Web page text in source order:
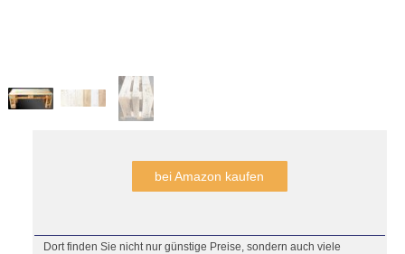
bei Amazon kaufen
Dort finden Sie nicht nur günstige Preise, sondern auch viele